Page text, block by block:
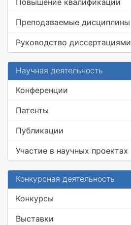
Повышение квалификации
Преподаваемые дисциплины
Руководство диссертациями
Научная деятельность
Конференции
Патенты
Публикации
Участие в научных проектах
Конкурсная деятельность
Конкурсы
Выставки